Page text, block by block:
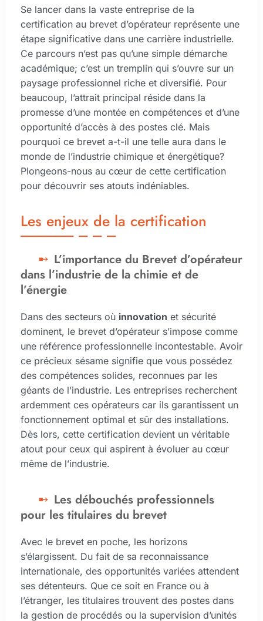
Se lancer dans la vaste entreprise de la
certification au brevet d’opérateur représente une
étape significative dans une carrière industrielle.
Ce parcours n’est pas qu’une simple démarche
académique; c’est un tremplin qui s’ouvre sur un
paysage professionnel riche et diversifié. Pour
beaucoup, l’attrait principal réside dans la
promesse d’une montée en compétences et d’une
opportunité d’accès à des postes clé. Mais
pourquoi ce brevet a-t-il une telle aura dans le
monde de l’industrie chimique et énergétique?
Plongeons-nous au cœur de cette certification
pour découvrir ses atouts indéniables.
Les enjeux de la certification
L’importance du Brevet d’opérateur
dans l’industrie de la chimie et de
l’énergie
Dans des secteurs où innovation et sécurité
dominent, le brevet d’opérateur s’impose comme
une référence professionnelle incontestable. Avoir
ce précieux sésame signifie que vous possédez
des compétences solides, reconnues par les
géants de l’industrie. Les entreprises recherchent
ardemment ces opérateurs car ils garantissent un
fonctionnement optimal et sûr des installations.
Dès lors, cette certification devient un véritable
atout pour ceux qui aspirent à évoluer au cœur
même de l’industrie.
Les débouchés professionnels
pour les titulaires du brevet
Avec le brevet en poche, les horizons
s’élargissent. Du fait de sa reconnaissance
internationale, des opportunités variées attendent
ses détenteurs. Que ce soit en France ou à
l’étranger, les titulaires trouvent des postes dans
la gestion de procédés ou la supervision d’unités